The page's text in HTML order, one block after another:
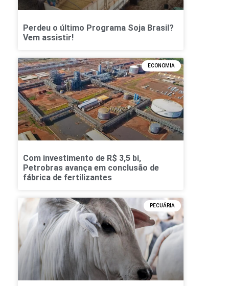
Perdeu o último Programa Soja Brasil?
Vem assistir!
ECONOMIA
Com investimento de R$ 3,5 bi,
Petrobras avança em conclusão de
fábrica de fertilizantes
PECUÁRIA